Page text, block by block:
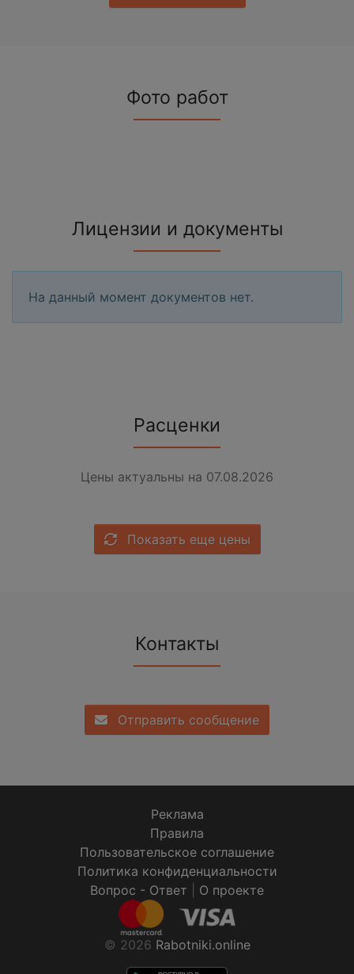
Фото работ
Лицензии и документы
На данный момент документов нет.
Расценки
Цены актуальны на 07.08.2026
Показать еще цены
Контакты
Отправить сообщение
Реклама
Правила
Пользовательское соглашение
Политика конфиденциальности
Вопрос - Ответ
О проекте
© 2026 Rabotniki.online